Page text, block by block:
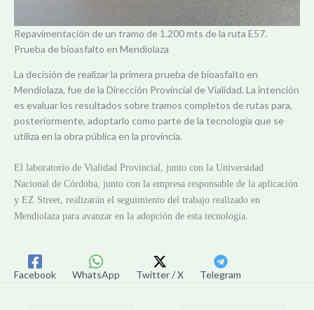
Repavimentación de un tramo de 1.200 mts de la ruta E57.
Prueba de bioasfalto en Mendiolaza
La decisión de realizar la primera prueba de bioasfalto en
Mendiolaza, fue de la Dirección Provincial de Vialidad. La intención
es evaluar los resultados sobre tramos completos de rutas para,
posteriormente, adoptarlo como parte de la tecnología que se
utiliza en la obra pública en la provincia.
El laboratorio de Vialidad Provincial, junto con la Universidad
Nacional de Córdoba, junto con la empresa responsable de la aplicación
y EZ Street, realizarán el seguimiento del trabajo realizado en
Mendiolaza para avanzar en la adopción de esta tecnología.
Facebook WhatsApp Twitter / X Telegram